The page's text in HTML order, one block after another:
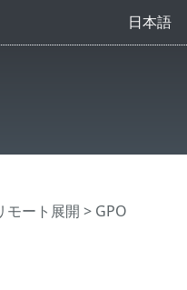
日本語
モート展開 > GPO